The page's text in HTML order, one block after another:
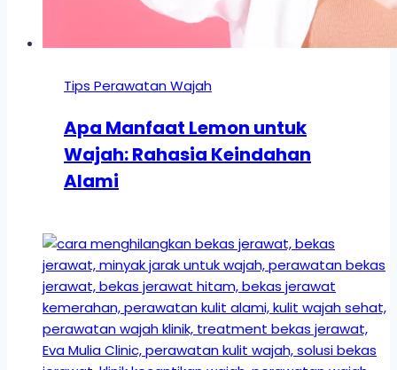
Tips Perawatan Wajah
Apa Manfaat Lemon untuk
Wajah: Rahasia Keindahan
Alami